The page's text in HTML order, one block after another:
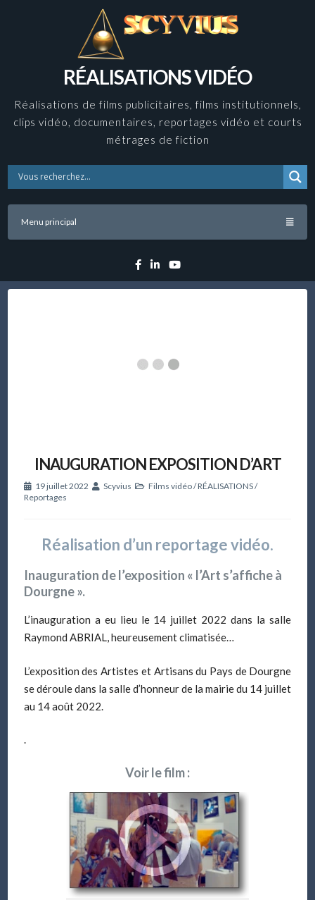
RÉALISATIONS VIDÉO
Réalisations de films publicitaires, films institutionnels,
clips vidéo, documentaires, reportages vidéo et courts
métrages de fiction
Menu principal
Facebook
LinkedinYouTube
INAUGURATION EXPOSITION D’ART
19 juillet 2022 Scyvius Films vidéo/RÉALISATIONS/
Reportages
Réalisation d’un reportage vidéo.
Inauguration de l’exposition « l’Art s’affiche à
Dourgne ».
L’inauguration a eu lieu le 14 juillet 2022 dans la salle
Raymond ABRIAL, heureusement climatisée…
L’exposition des Artistes et Artisans du Pays de Dourgne
se déroule dans la salle d’honneur de la mairie du 14 juillet
au 14 août 2022.
.
Voir le film :